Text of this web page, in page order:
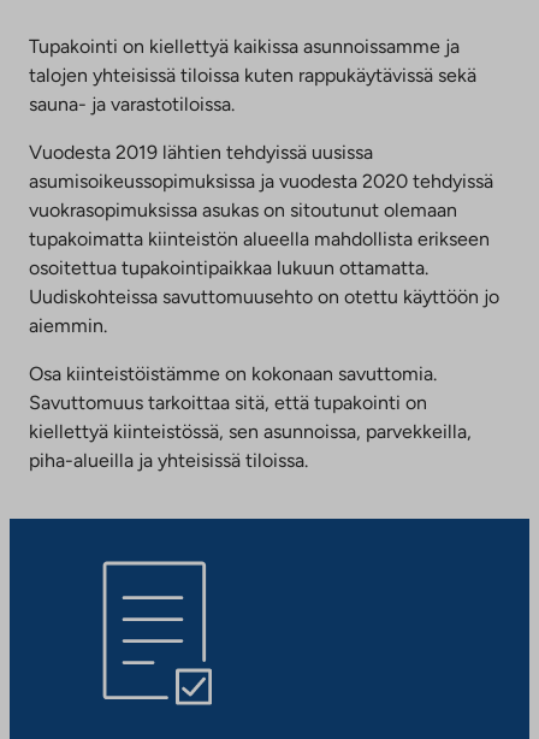
Tupakointi on kiellettyä kaikissa asunnoissamme ja
talojen yhteisissä tiloissa kuten rappukäytävissä sekä
sauna- ja varastotiloissa.
Vuodesta 2019 lähtien tehdyissä uusissa
asumisoikeussopimuksissa ja vuodesta 2020 tehdyissä
vuokrasopimuksissa asukas on sitoutunut olemaan
tupakoimatta kiinteistön alueella mahdollista erikseen
osoitettua tupakointipaikkaa lukuun ottamatta.
Uudiskohteissa savuttomuusehto on otettu käyttöön jo
aiemmin.
Osa kiinteistöistämme on kokonaan savuttomia.
Savuttomuus tarkoittaa sitä, että tupakointi on
kiellettyä kiinteistössä, sen asunnoissa, parvekkeilla,
piha-alueilla ja yhteisissä tiloissa.